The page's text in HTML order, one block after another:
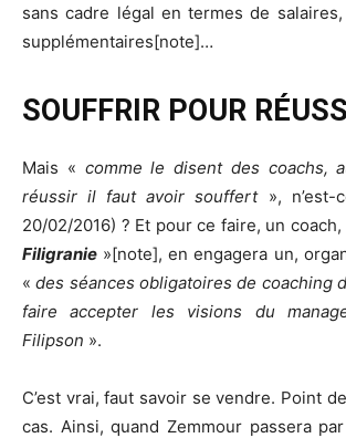
sans cadre légal en termes de
supplémentaires[note]…
SOUFFRIR POUR
Mais « comme le disent des coachs,
réussir il faut avoir souffert »,
20/02/2016) ? Et pour ce faire, un coach,
Filigranie »[note], en engagera un,
«des séances obligatoires de coaching
faire accepter les visions du
Filipson ».
C’est vrai, faut savoir se vendre. Point
cas. Ainsi, quand Zemmour passera